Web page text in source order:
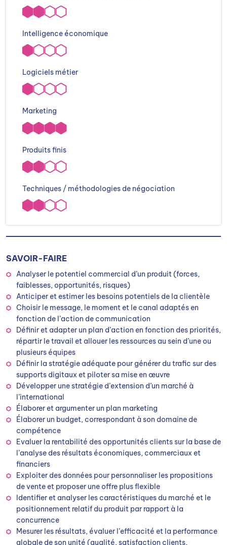
Intelligence économique
Logiciels métier
Marketing
Produits finis
Techniques / méthodologies de négociation
SAVOIR-FAIRE
Analyser le potentiel commercial d’un produit (forces,
faiblesses, opportunités, risques)
Anticiper et estimer les besoins potentiels de la clientèle
Choisir le message, le moment et le canal adaptés en
fonction de l’action de communication
Définir et adapter un plan d’action en fonction des priorités,
répartir le travail et allouer les ressources au sein d’une ou
plusieurs équipes
Définir la stratégie adéquate pour générer du trafic sur des
supports digitaux et piloter sa mise en œuvre
Développer une stratégie d’extension d’un marché à
l’international
Élaborer et argumenter un plan marketing
Élaborer un budget, correspondant à son domaine de
compétence
Evaluer la rentabilité des opportunités clients sur la base de
l’analyse des résultats économiques, commerciaux et
financiers
Exploiter des données pour personnaliser les propositions
de vente et proposer une offre plus flexible
Identifier et analyser les caractéristiques du marché et le
positionnement relatif du produit par rapport à la
concurrence
Mesurer les résultats, évaluer l’efficacité et la performance
globale de son unité (qualité, satisfaction clients,